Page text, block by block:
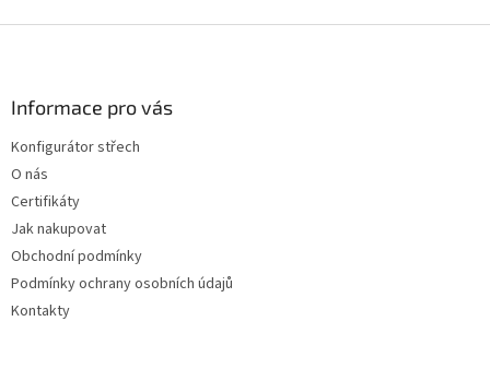
Informace pro vás
Konfigurátor střech
O nás
Certifikáty
Jak nakupovat
Obchodní podmínky
Podmínky ochrany osobních údajů
Kontakty